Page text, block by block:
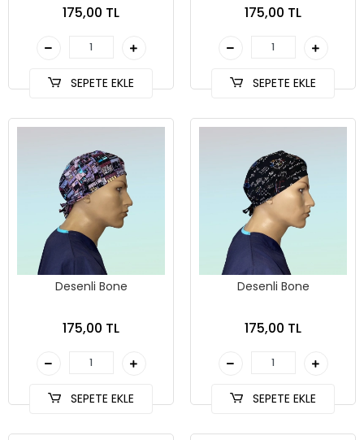
175,00 TL
SEPETE EKLE
175,00 TL
SEPETE EKLE
Desenli Bone
175,00 TL
SEPETE EKLE
Desenli Bone
175,00 TL
SEPETE EKLE